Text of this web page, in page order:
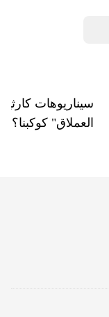
سيناريوهات
العملاق" كوكبنا؟